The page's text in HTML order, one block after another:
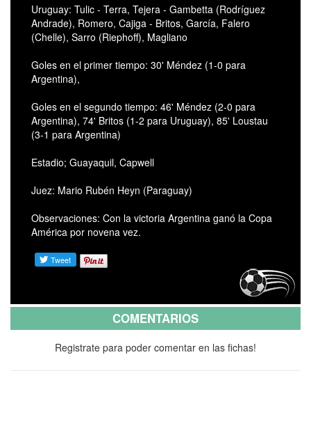
Uruguay: Tulic - Terra, Tejera - Gambetta (Rodríguez
Andrade), Romero, Cajiga - Britos, García, Falero
(Chelle), Sarro (Riephoff), Magliano
Goles en el primer tiempo: 30' Méndez (1-0 para
Argentina),
Goles en el segundo tiempo: 46' Méndez (2-0 para
Argentina), 74' Britos (1-2 para Uruguay), 85' Loustau
(3-1 para Argentina)
Estadio; Guayaquil, Capwell
Juez: Mario Rubén Heyn (Paraguay)
Observaciones: Con la victoria Argentina ganó la Copa
América por novena vez.
COMENTARIOS
Registrate para poder comentar en las fichas!